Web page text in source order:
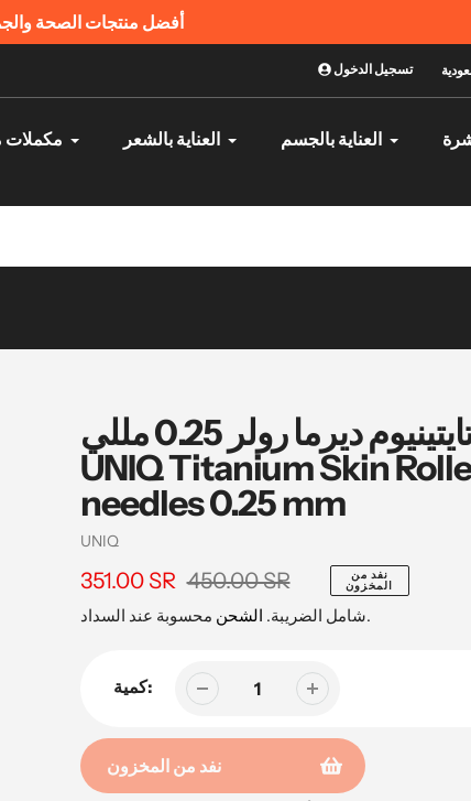
الآن يمكنك الدفع عند الاستلام | منتجات
تسجيل الدخول
مكملات العناية بالشعر العناية بالجسم
يونيك تايتينيوم ديرما رولر 0.25 مللي -
UNIQ Titanium Skin
needles 0.25 mm
بائع
UNIQ
سعر
البيع
351.00 SR
السعر 450.00 SR نفد من
المخزون
شامل الضريبة. الشحن محسوبة عند السداد.
كمية:
نفد من المخزون